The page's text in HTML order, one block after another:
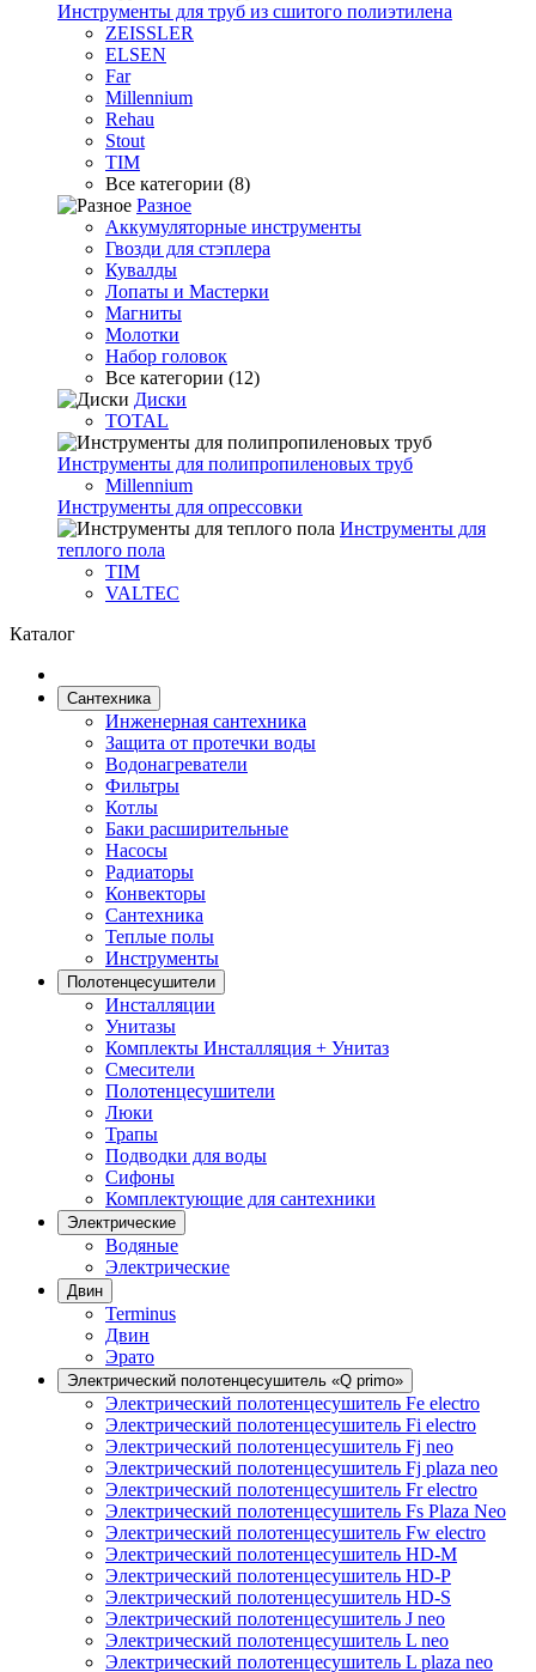
Инструменты для труб из сшитого полиэтилена
ZEISSLER
ELSEN
Far
Millennium
Rehau
Stout
TIM
Все категории (8)
Разное
Аккумуляторные инструменты
Гвозди для стэплера
Кувалды
Лопаты и Мастерки
Магниты
Молотки
Набор головок
Все категории (12)
Диски
TOTAL
Инструменты для полипропиленовых труб
Millennium
Инструменты для опрессовки
Инструменты для
теплого пола
TIM
VALTEC
Каталог
Сантехника
Инженерная сантехника
Защита от протечки воды
Водонагреватели
Фильтры
Котлы
Баки расширительные
Насосы
Радиаторы
Конвекторы
Сантехника
Теплые полы
Инструменты
Полотенцесушители
Инсталляции
Унитазы
Комплекты Инсталляция + Унитаз
Смесители
Полотенцесушители
Люки
Трапы
Подводки для воды
Сифоны
Комплектующие для сантехники
Электрические
Водяные
Электрические
Двин
Terminus
Двин
Эрато
Электрический полотенцесушитель «Q primo»
Электрический полотенцесушитель Fe electro
Электрический полотенцесушитель Fi electro
Электрический полотенцесушитель Fj neo
Электрический полотенцесушитель Fj plaza neo
Электрический полотенцесушитель Fr electro
Электрический полотенцесушитель Fs Plaza Neo
Электрический полотенцесушитель Fw electro
Электрический полотенцесушитель HD-M
Электрический полотенцесушитель HD-P
Электрический полотенцесушитель HD-S
Электрический полотенцесушитель J neo
Электрический полотенцесушитель L neo
Электрический полотенцесушитель L plaza neo